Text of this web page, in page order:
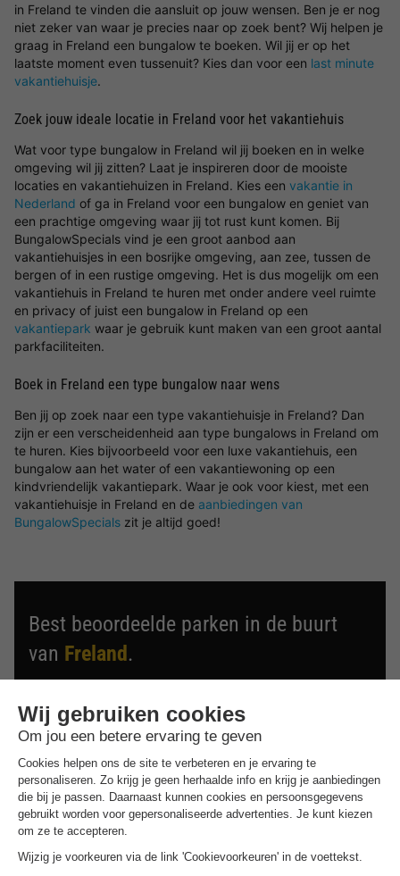
in Freland te vinden die aansluit op jouw wensen. Ben je er nog
niet zeker van waar je precies naar op zoek bent? Wij helpen je
graag in Freland een bungalow te boeken. Wil jij er op het
laatste moment even tussenuit? Kies dan voor een last minute
vakantiehuisje.
Zoek jouw ideale locatie in Freland voor het vakantiehuis
Wat voor type bungalow in Freland wil jij boeken en in welke
omgeving wil jij zitten? Laat je inspireren door de mooiste
locaties en vakantiehuizen in Freland. Kies een vakantie in
Nederland of ga in Freland voor een bungalow en geniet van
een prachtige omgeving waar jij tot rust kunt komen. Bij
BungalowSpecials vind je een groot aanbod aan
vakantiehuisjes in een bosrijke omgeving, aan zee, tussen de
bergen of in een rustige omgeving. Het is dus mogelijk om een
vakantiehuis in Freland te huren met onder andere veel ruimte
en privacy of juist een bungalow in Freland op een
vakantiepark waar je gebruik kunt maken van een groot aantal
parkfaciliteiten.
Boek in Freland een type bungalow naar wens
Ben jij op zoek naar een type vakantiehuisje in Freland? Dan
zijn er een verscheidenheid aan type bungalows in Freland om
te huren. Kies bijvoorbeeld voor een luxe vakantiehuis, een
bungalow aan het water of een vakantiewoning op een
kindvriendelijk vakantiepark. Waar je ook voor kiest, met een
vakantiehuisje in Freland en de aanbiedingen van
BungalowSpecials zit je altijd goed!
Best beoordeelde parken in de buurt
van Freland.
door onze gasten als beste zijn beoordeeld